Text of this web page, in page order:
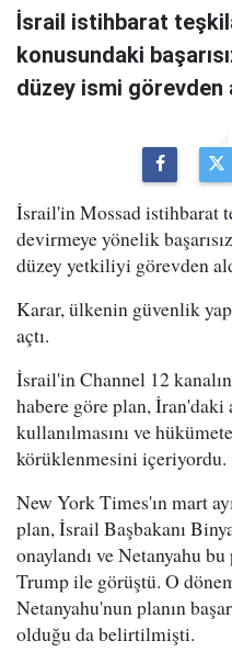
İsrail istihbarat
konusundaki
düzey ismi görevden
İsrail'in Mossad istihbarat
devirmeye yönelik
düzey yetkiliyi görevden
Karar, ülkenin güvenlik
açtı.
İsrail'in Channel 12
habere göre plan, İran'daki
kullanılmasını ve
körüklenmesini içeriyordu.
New York Times'ın mart
plan, İsrail Başbakanı
onaylandı ve Netanyahu
Trump ile görüştü. O
Netanyahu'nun planın
olduğu da belirtilmişti.